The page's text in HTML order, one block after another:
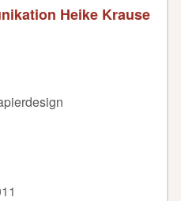
Heike Krause